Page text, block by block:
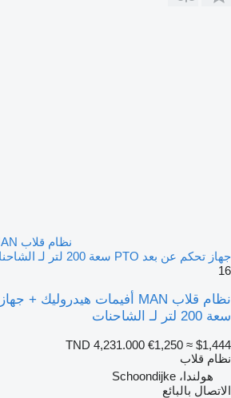
جهاز تحكم عن بعد PTO سعة 200 لتر لـ الشاحنات
16
سعة 200 لتر لـ الشاحنات
TND 4,231.000 €1,250 ≈ $1,444
نظام قلاب
هولندا، Schoondijke
الاتصال بالبائع